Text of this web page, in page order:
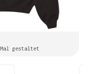
gestaltet